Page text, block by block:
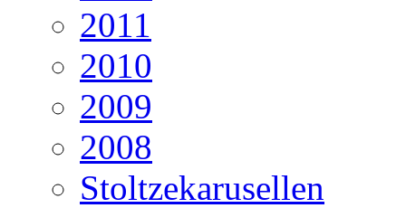
2011
2010
2009
2008
Stoltzekarusellen